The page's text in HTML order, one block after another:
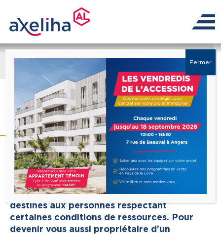
← Retour à la liste
Acheter un bien
neuf ?
Publié le 12
novembre 2022
Chaque année, Axeliha vend environ 200
appartements et maisons neuves à Angers
et dans les Pays de la Loire. Nos biens en
accession sociale sont principalement
destinés aux personnes respectant
certaines conditions de ressources. Pour
devenir vous aussi propriétaire d’un
Fermer